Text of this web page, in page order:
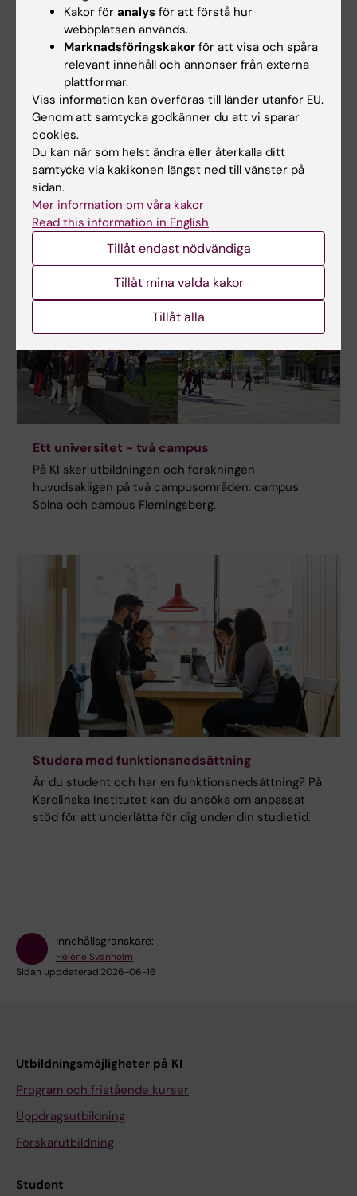
Studier och praktik utomlands
Läs en del av din utbildning utomlands. KI har
samarbete med 150 universitet runt om i världen.
Ett universitet - två campus
På KI sker utbildningen och forskningen
huvudsakligen på två campusområden: campus
Solna och campus Flemingsberg.
Studera med funktionsnedsättning
Är du student och har en funktionsnedsättning? På
Karolinska Institutet kan du ansöka om anpassat
stöd för att underlätta för dig under din studietid.
Innehållsgranskare:
Heléne Svanholm
Sidan uppdaterad:2026-06-16
Utbildningsmöjligheter på KI
Program och fristående kurser
Uppdragsutbildning
Forskarutbildning
Student
Kakor för analys för att förstå hur
webbplatsen används.
Marknadsföringskakor för att visa och spåra
relevant innehåll och annonser från externa
plattformar.
Viss information kan överföras till länder utanför EU.
Genom att samtycka godkänner du att vi sparar
cookies.
Du kan när som helst ändra eller återkalla ditt
samtycke via kakikonen längst ned till vänster på
sidan.
Mer information om våra kakor
Read this information in English
Tillåt endast nödvändiga
Tillåt mina valda kakor
Tillåt alla